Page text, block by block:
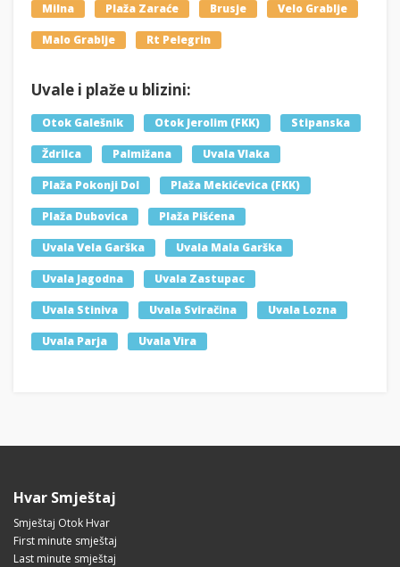
Milna Plaža Zaraće Brusje Velo Grablje
Malo Grablje Rt Pelegrin
Uvale i plaže u blizini:
Otok Galešnik Otok Jerolim (FKK) Stipanska
Ždrilca Palmižana Uvala Vlaka
Plaža Pokonji Dol Plaža Mekićevica (FKK)
Plaža Dubovica Plaža Pišćena
Uvala Vela Garška Uvala Mala Garška
Uvala Jagodna Uvala Zastupac
Uvala Stiniva Uvala Sviračina Uvala Lozna
Uvala Parja Uvala Vira
Hvar Smještaj
Smještaj Otok Hvar
First minute smještaj
Last minute smještaj